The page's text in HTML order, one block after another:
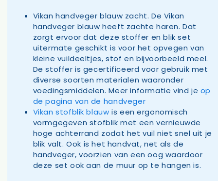
Vikan handveger blauw zacht. De Vikan
handveger blauw heeft zachte haren. Dat
zorgt ervoor dat deze stoffer en blik set
uitermate geschikt is voor het opvegen van
kleine vuildeeltjes, stof en bijvoorbeeld meel.
De stoffer is gecertificeerd voor gebruik met
diverse soorten materialen waaronder
voedingsmiddelen. Meer informatie vind je op
de pagina van de handveger
Vikan stofblik blauw is een ergonomisch
vormgegeven stofblik met een vernieuwde
hoge achterrand zodat het vuil niet snel uit je
blik valt. Ook is het handvat, net als de
handveger, voorzien van een oog waardoor
deze set ook aan de muur op te hangen is.